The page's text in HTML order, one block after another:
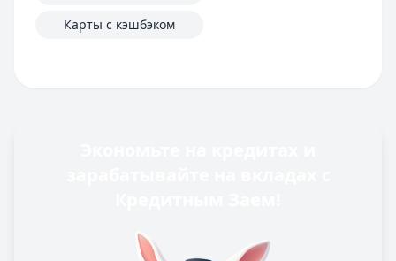
Карты с кэшбэком